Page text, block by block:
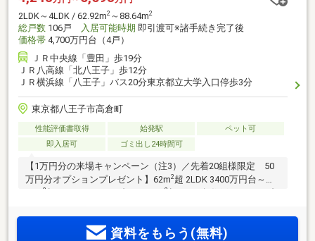
2LDK～4LDK / 62.92m2 ～88.64m2
総戸数 106戸 入居可能時期 即引渡可※諸手続き完了後
価格帯 4,700万円台（4戸）
ＪＲ中央線「豊田」歩19分
ＪＲ八高線「北八王子」歩12分
ＪＲ横浜線「八王子」バス20分東京都立大学入口停歩3分
東京都八王子市高倉町
性能評価書取得 始発駅
ペット可
即入居可
ゴミ出し24時間可
【1万円分の来場キャンペーン（注3）／先着20組様限定 50
万円分オプションプレゼント】62m2 超 2LDK 3400万円台～・
2 超 3LDK 3800万円台～・85m 2 超 4LDK角住戸 5500万円台
内駐車場先着確保。
資料をもらう(無料)